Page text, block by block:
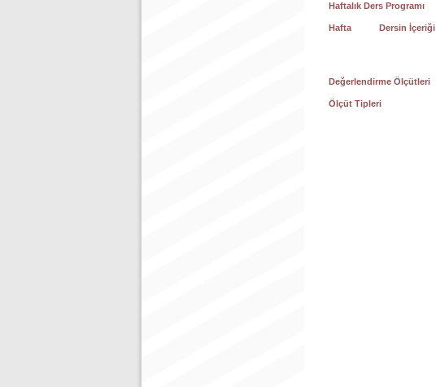
Haftalık Ders Programı
Hafta Dersin İçeriği
Değerlendirme Ölçütleri
Ölçüt Tipleri